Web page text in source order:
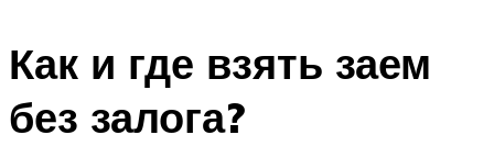
Как и где взять заем
без залога?